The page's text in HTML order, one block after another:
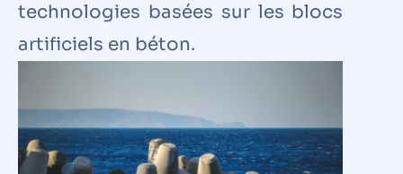
technologies basées sur les blocs
artificiels en béton.